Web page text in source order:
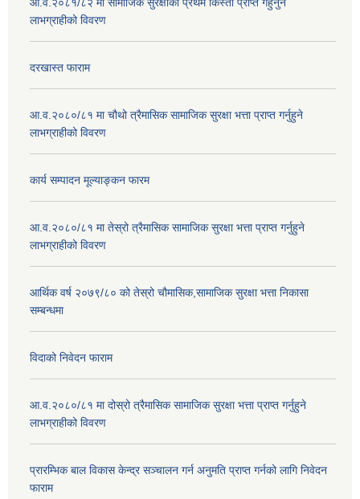
लाभग्राहीको विवरण
दरखास्त फाराम
आ.व.२०८०/८१ मा चौथो त्रैमासिक सामाजिक सुरक्षा भत्ता प्राप्त गर्नुहुने
लाभग्राहीको विवरण
कार्य सम्पादन मूल्याङ्कन फारम
आ.व.२०८०/८१ मा तेस्रो त्रैमासिक सामाजिक सुरक्षा भत्ता प्राप्त गर्नुहुने
लाभग्राहीको विवरण
आर्थिक वर्ष २०७९/८० को तेस्रो चौमासिक,सामाजिक सुरक्षा भत्ता निकासा
सम्बन्धमा
विदाको निवेदन फाराम
आ.व.२०८०/८१ मा दोस्रो त्रैमासिक सामाजिक सुरक्षा भत्ता प्राप्त गर्नुहुने
लाभग्राहीको विवरण
प्रारम्भिक बाल विकास केन्द्र सञ्चालन गर्न अनुमति प्राप्त गर्नको लागि निवेदन
फाराम